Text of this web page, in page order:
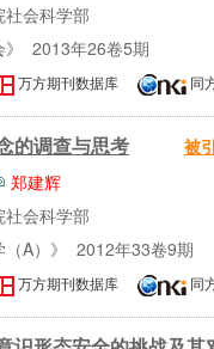
会科学部
》 2013年26卷5期
万方期刊数据库 同
的调查与思考 被
郑建辉
会科学部
（A）》 2012年33卷9期
万方期刊数据库 同